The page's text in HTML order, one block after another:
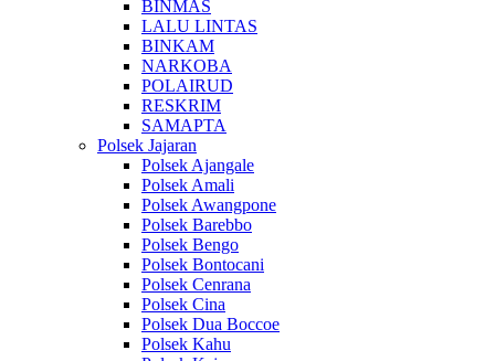
BINMAS
LALU LINTAS
BINKAM
NARKOBA
POLAIRUD
RESKRIM
SAMAPTA
Polsek Jajaran
Polsek Ajangale
Polsek Amali
Polsek Awangpone
Polsek Barebbo
Polsek Bengo
Polsek Bontocani
Polsek Cenrana
Polsek Cina
Polsek Dua Boccoe
Polsek Kahu